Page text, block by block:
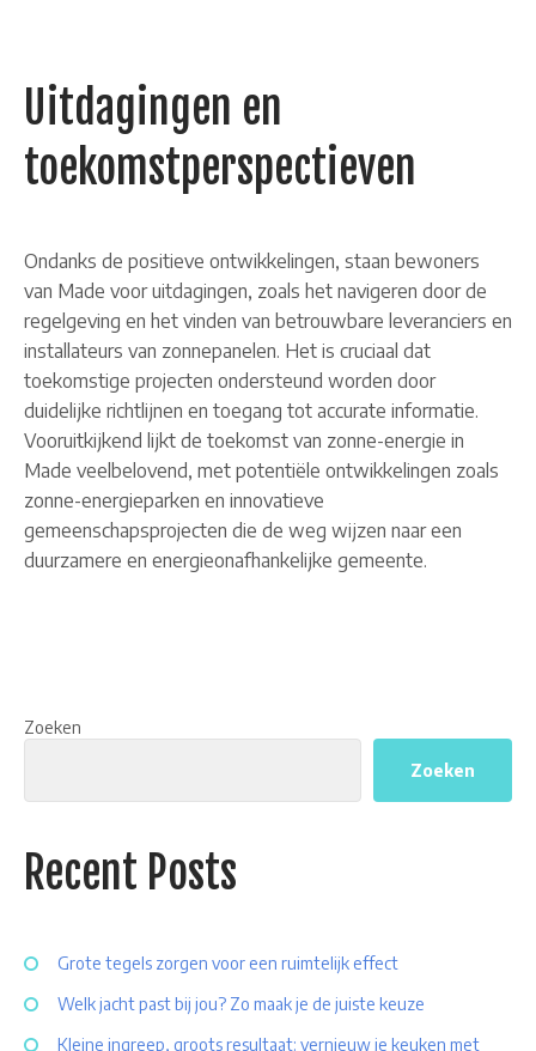
Uitdagingen en
toekomstperspectieven
Ondanks de positieve ontwikkelingen, staan bewoners
van Made voor uitdagingen, zoals het navigeren door de
regelgeving en het vinden van betrouwbare leveranciers en
installateurs van zonnepanelen. Het is cruciaal dat
toekomstige projecten ondersteund worden door
duidelijke richtlijnen en toegang tot accurate informatie.
Vooruitkijkend lijkt de toekomst van zonne-energie in
Made veelbelovend, met potentiële ontwikkelingen zoals
zonne-energieparken en innovatieve
gemeenschapsprojecten die de weg wijzen naar een
duurzamere en energieonafhankelijke gemeente.
Zoeken
Zoeken
Recent Posts
Grote tegels zorgen voor een ruimtelijk effect
Welk jacht past bij jou? Zo maak je de juiste keuze
Kleine ingreep, groots resultaat: vernieuw je keuken met